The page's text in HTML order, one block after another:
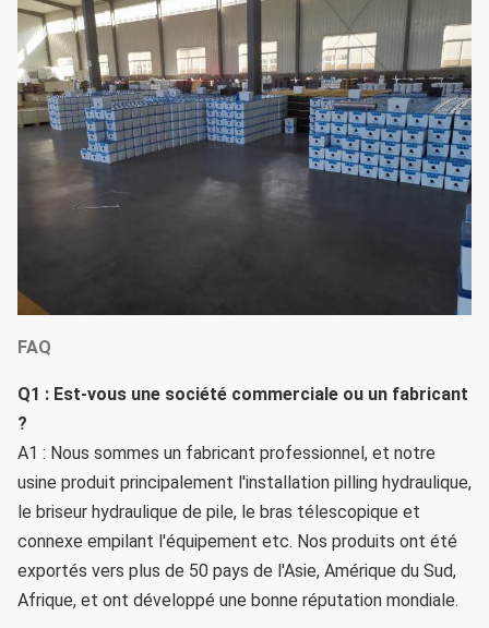
FAQ
Q1 : Est-vous une société commerciale ou un fabricant
?
A1 : Nous sommes un fabricant professionnel, et notre
usine produit principalement l'installation pilling hydraulique,
le briseur hydraulique de pile, le bras télescopique et
connexe empilant l'équipement etc. Nos produits ont été
exportés vers plus de 50 pays de l'Asie, Amérique du Sud,
Afrique, et ont développé une bonne réputation mondiale.